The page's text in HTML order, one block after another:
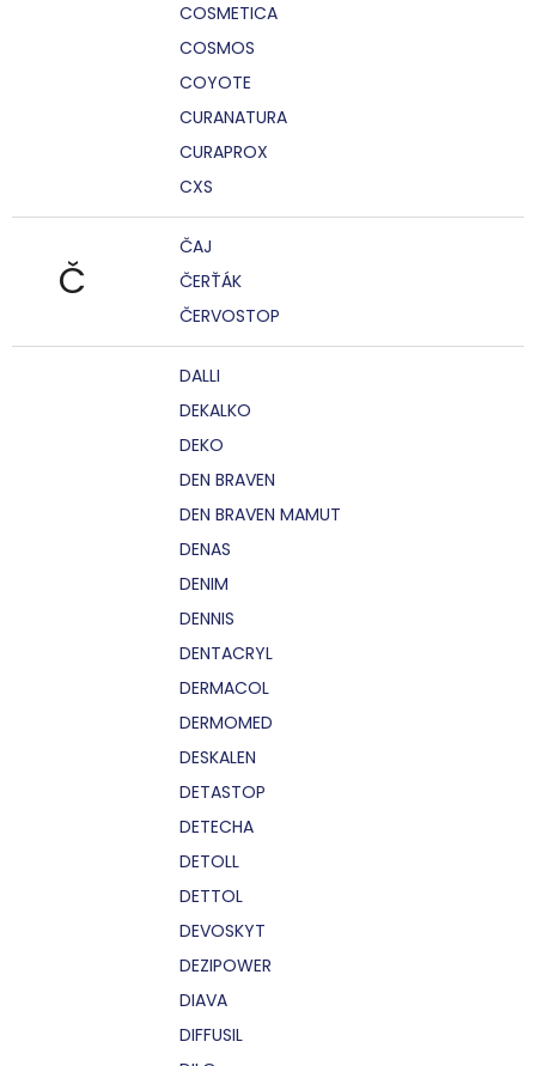
COSMETICA
COSMOS
COYOTE
CURANATURA
CURAPROX
CXS
Č
ČAJ
ČERŤÁK
ČERVOSTOP
DALLI
DEKALKO
DEKO
DEN BRAVEN
DEN BRAVEN MAMUT
DENAS
DENIM
DENNIS
DENTACRYL
DERMACOL
DERMOMED
DESKALEN
DETASTOP
DETECHA
DETOLL
DETTOL
DEVOSKYT
DEZIPOWER
DIAVA
DIFFUSIL